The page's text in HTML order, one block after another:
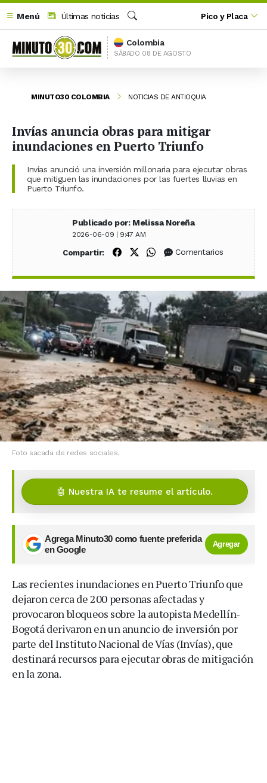
Menú
Últimas noticias
Buscar
Pico y Placa
Colombia
SÁBADO 08 DE AGOSTO
MINUTO30 COLOMBIA NOTICIAS DE ANTIOQUIA
Invías anuncia obras para mitigar
inundaciones en Puerto Triunfo
Invías anunció una inversión millonaria para ejecutar obras
que mitiguen las inundaciones por las fuertes lluvias en
Puerto Triunfo.
Publicado por: Melissa Noreña
2026-06-09 | 9:47 AM
Compartir: Compartir en Facebook
Compartir en X (Twitter)
Compartir en WhatsApp
Comentarios
Foto sacada de redes sociales.
🤖 Nuestra IA te resume el artículo.
Agrega Minuto30 como fuente preferida
en Google
Agregar
Las recientes inundaciones en Puerto Triunfo que
dejaron cerca de 200 personas afectadas y
provocaron bloqueos sobre la autopista Medellín-
Bogotá derivaron en un anuncio de inversión por
parte del Instituto Nacional de Vías (Invías), que
destinará recursos para ejecutar obras de mitigación
en la zona.